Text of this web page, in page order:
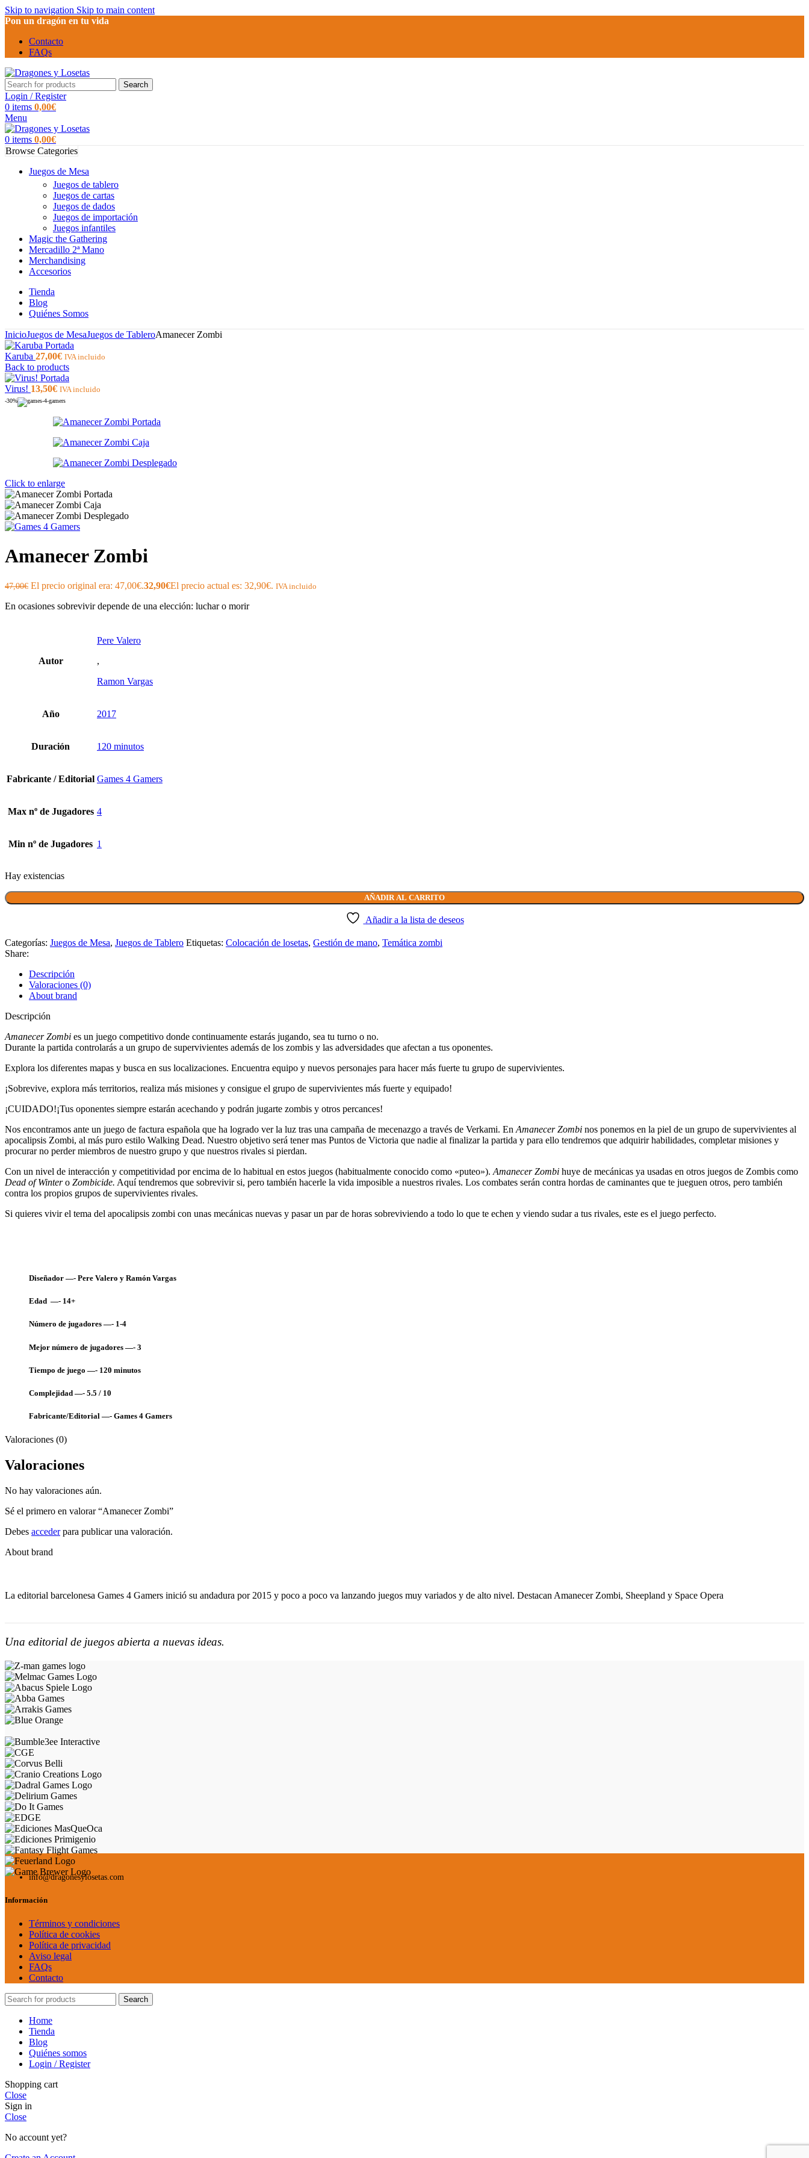
Skip to navigation Skip to main content
Pon un dragón en tu vida
Contacto
FAQs
Search
Login / Register
0 items 0,00€
Menu
0 items 0,00€
Browse Categories
Juegos de Mesa
Juegos de tablero
Juegos de cartas
Juegos de dados
Juegos de importación
Juegos infantiles
Magic the Gathering
Mercadillo 2ª Mano
Merchandising
Accesorios
Tienda
Blog
Quiénes Somos
InicioJuegos de MesaJuegos de TableroAmanecer Zombi
Karuba 27,00€ IVA incluido
Back to products
Virus! 13,50€ IVA incluido
-30%
Click to enlarge
Amanecer Zombi
47,00€ El precio original era: 47,00€.32,90€El precio actual es: 32,90€. IVA incluido
En ocasiones sobrevivir depende de una elección: luchar o morir
Autor
Pere Valero
,
Ramon Vargas
Año 2017
Duración 120 minutos
Fabricante / Editorial Games 4 Gamers
Max nº de Jugadores 4
Min nº de Jugadores 1
Hay existencias
AÑADIR AL CARRITO
Añadir a la lista de deseos
Categorías: Juegos de Mesa, Juegos de Tablero Etiquetas: Colocación de losetas, Gestión de mano, Temática zombi
Share:
Descripción
Valoraciones (0)
About brand
Descripción
Amanecer Zombi es un juego competitivo donde continuamente estarás jugando, sea tu turno o no.
Durante la partida controlarás a un grupo de supervivientes además de los zombis y las adversidades que afectan a tus oponentes.
Explora los diferentes mapas y busca en sus localizaciones. Encuentra equipo y nuevos personajes para hacer más fuerte tu grupo de supervivientes.
¡Sobrevive, explora más territorios, realiza más misiones y consigue el grupo de supervivientes más fuerte y equipado!
¡CUIDADO!¡Tus oponentes siempre estarán acechando y podrán jugarte zombis y otros percances!
Nos encontramos ante un juego de factura española que ha logrado ver la luz tras una campaña de mecenazgo a través de Verkami. En Amanecer Zombi nos ponemos en la piel de un grupo de supervivientes al
apocalipsis Zombi, al más puro estilo Walking Dead. Nuestro objetivo será tener mas Puntos de Victoria que nadie al finalizar la partida y para ello tendremos que adquirir habilidades, completar misiones y
procurar no perder miembros de nuestro grupo y que nuestros rivales si pierdan.
Con un nivel de interacción y competitividad por encima de lo habitual en estos juegos (habitualmente conocido como «puteo»). Amanecer Zombi huye de mecánicas ya usadas en otros juegos de Zombis como
Dead of Wintero Zombicide. Aquí tendremos que sobrevivir si, pero también hacerle la vida imposible a nuestros rivales. Los combates serán contra hordas de caminantes que te jueguen otros, pero también
contra los propios grupos de supervivientes rivales.
Si quieres vivir el tema del apocalipsis zombi con unas mecánicas nuevas y pasar un par de horas sobreviviendo a todo lo que te echen y viendo sudar a tus rivales, este es el juego perfecto.
Diseñador —- Pere Valero y Ramón Vargas
Edad —- 14+
Número de jugadores —- 1-4
Mejor número de jugadores —- 3
Tiempo de juego —- 120 minutos
Complejidad —- 5.5 / 10
Fabricante/Editorial —- Games 4 Gamers
Valoraciones (0)
Valoraciones
No hay valoraciones aún.
Sé el primero en valorar “Amanecer Zombi”
Debes accederpara publicar una valoración.
About brand
La editorial barcelonesa Games 4 Gamers inició su andadura por 2015 y poco a poco va lanzando juegos muy variados y de alto nivel. Destacan Amanecer Zombi, Sheepland y Space Opera
Una editorial de juegos abierta a nuevas ideas.
info@dragonesylosetas.com
Información
Términos y condiciones
Política de cookies
Política de privacidad
Aviso legal
FAQs
Contacto
Search
Home
Tienda
Blog
Quiénes somos
Login / Register
Shopping cart
Close
Sign in
Close
No account yet?